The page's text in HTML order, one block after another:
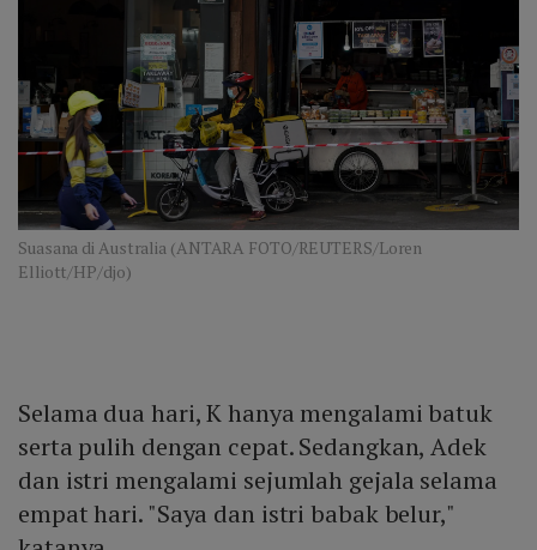
Suasana di Australia (ANTARA FOTO/REUTERS/Loren
Elliott/HP/djo)
Selama dua hari, K hanya mengalami batuk
serta pulih dengan cepat. Sedangkan, Adek
dan istri mengalami sejumlah gejala selama
empat hari. "Saya dan istri babak belur,"